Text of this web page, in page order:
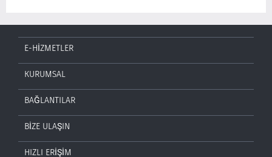
E-HİZMETLER
KURUMSAL
BAĞLANTILAR
BİZE ULAŞIN
HIZLI ERİŞİM